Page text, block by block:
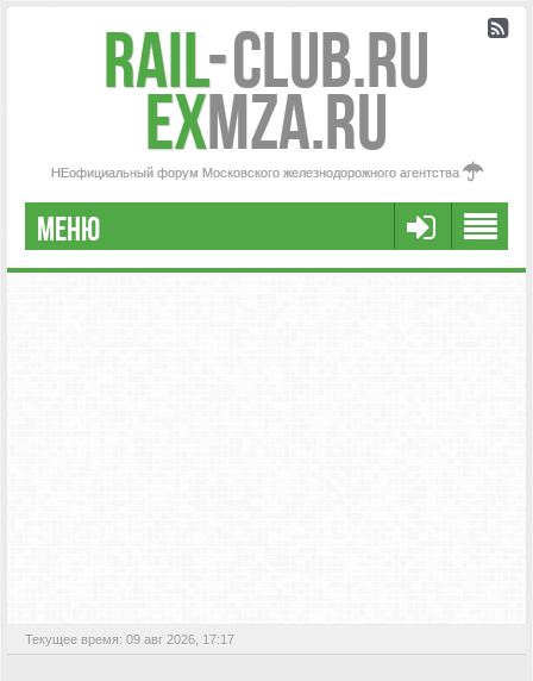
Rail-Club.RU
exMZA.RU
НЕофициальный форум Московского железнодорожного агентства
МЕНЮ
РЕГИСТРАЦИЯ
Текущее время: 09 авг 2026, 17:17